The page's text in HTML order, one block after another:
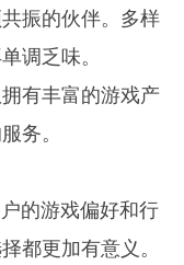
振的伙伴。多样
调乏味。
有丰富的游戏产
务。
的游戏偏好和行
都更加有意义。